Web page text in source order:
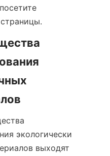
экологически
выходят